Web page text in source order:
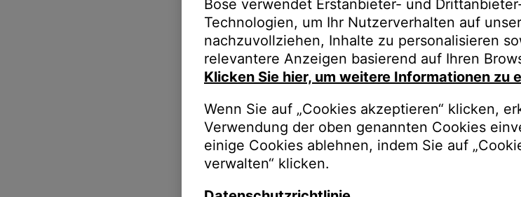
Bose verwendet Erstanbieter- und
Technologien, um Ihr Nutzerverhalten auf
nachzuvollziehen, Inhalte zu personalisieren
relevantere Anzeigen basierend auf Ihren
Klicken Sie hier, um weitere Informationen zu
Wenn Sie auf „Cookies akzeptieren“ klicken,
Verwendung der oben genannten Cookies
einige Cookies ablehnen, indem Sie auf
verwalten“ klicken.